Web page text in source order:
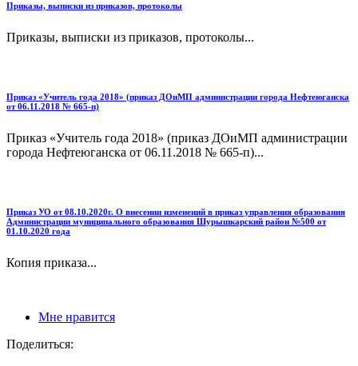
Приказы, выписки из приказов, протоколы
Приказы, выписки из приказов, протоколы...
Приказ «Учитель года 2018» (приказ ДОиМП администрации города Нефтеюганска
от 06.11.2018 № 665-п)
Приказ «Учитель года 2018» (приказ ДОиМП администрации
города Нефтеюганска от 06.11.2018 № 665-п)...
Приказ УО от 08.10.2020г. О внесении изменений в приказ управления образования
Администрации муниципального образования Шурышкарский район №500 от
01.10.2020 года
Копия приказа...
Мне нравится
Поделиться: